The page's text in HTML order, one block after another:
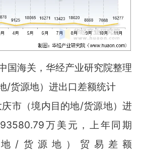
国海关，华经产业研究院整理
/货源地）进出口差额统计
市（境内目的地/货源地）进
万美元，上年同期
地/货源地）贸易差额